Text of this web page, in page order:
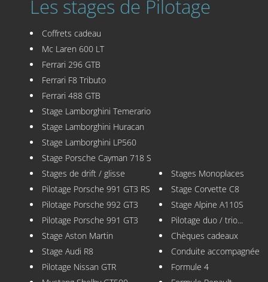
Les stages de Pilotage
Coffrets cadeau
Mc Laren 600 LT
Ferrari 296 GTB
Ferrari F8 Tributo
Ferrari 488 GTB
Stage Lamborghini Temerario
Stage Lamborghini Huracan
Stage Lamborghini LP560
Stage Porsche Cayman 718 S
Stages de drift / glisse
Pilotage Porsche 991 GT3 RS
Pilotage Porsche 992 GT3
Pilotage Porsche 991 GT3
Stage Aston Martin
Stage Audi R8
Pilotage Nissan GTR
Stages Monoplaces
Stage Corvette C8
Stage Alpine A110S
Pilotage duo / trio...
Chèques cadeaux
Conduite accompagnée
Formule 4